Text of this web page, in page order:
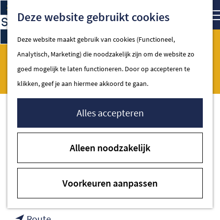
Deze website gebruikt cookies
Deze website maakt gebruik van cookies (Functioneel,
Analytisch, Marketing) die noodzakelijk zijn om de website zo
goed mogelijk te laten functioneren. Door op accepteren te
klikken, geef je aan hiermee akkoord te gaan.
Alles accepteren
Alleen noodzakelijk
Voorkeuren aanpassen
Ga
naar
homepage
SpakenburgDe Vries Slaapcomfort
Sluisweg 3
Plan je routenaar